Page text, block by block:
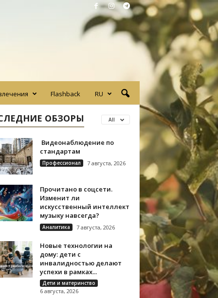
Flashback RU
ОБЗОРЫ All
Видеонаблюдение по
стандартам
Профессионал 7 августа, 2026
Прочитано в соцсети.
Изменит ли
искусственный интеллект
музыку навсегда?
Аналитика 7 августа, 2026
Новые технологии на
дому: дети с
инвалидностью делают
успехи в рамках...
Дети и материнство
6 августа, 2026